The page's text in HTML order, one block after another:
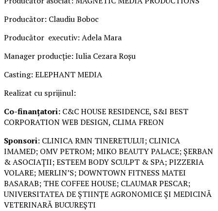
Producător: Claudiu Boboc
Producător executiv: Adela Mara
Manager producție: Iulia Cezara Roșu
Casting: ELEPHANT MEDIA
Realizat cu sprijinul:
Co-finanțatori: C&C HOUSE RESIDENCE, S&I BEST
CORPORATION WEB DESIGN, CLIMA FREON
Sponsori: CLINICA RMN TINERETULUI; CLINICA
IMAMED; OMV PETROM; MIKO BEAUTY PALACE; ȘERBAN
& ASOCIAȚII; ESTEEM BODY SCULPT & SPA; PIZZERIA
VOLARE; MERLIN’S; DOWNTOWN FITNESS MATEI
BASARAB; THE COFFEE HOUSE; CLAUMAR PESCAR;
UNIVERSITATEA DE ȘTIINȚE AGRONOMICE ȘI MEDICINĂ
VETERINARĂ BUCUREȘTI